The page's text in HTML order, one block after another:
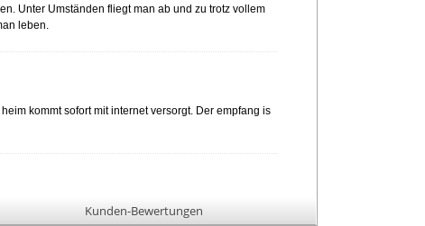
Unter Umständen fliegt man ab und zu trotz vollem
leben.
kommt sofort mit internet versorgt. Der empfang is
Kunden-Bewertungen